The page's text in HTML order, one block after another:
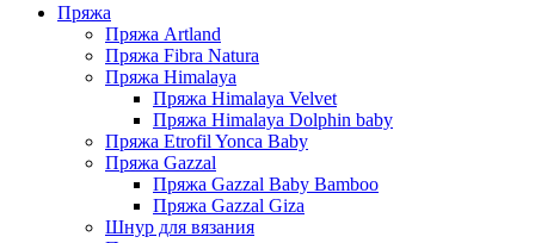
Пряжа
Пряжа Artland
Пряжа Fibra Natura
Пряжа Himalaya
Пряжа Himalaya Velvet
Пряжа Himalaya Dolphin baby
Пряжа Etrofil Yonca Baby
Пряжа Gazzal
Пряжа Gazzal Baby Bamboo
Пряжа Gazzal Giza
Шнур для вязания